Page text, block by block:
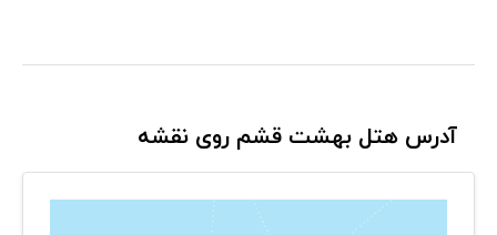
آدرس هتل بهشت قشم روی نقشه